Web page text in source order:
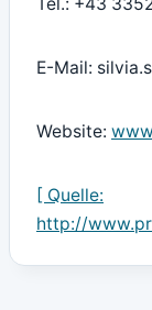
E-Mail:
Website:
[ Quelle:
http://